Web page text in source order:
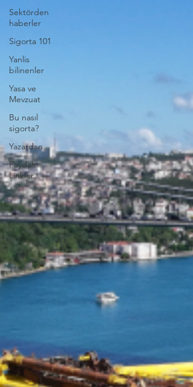
Sektörden
haberler
Sigorta 101
Yanlis
bilinenler
Yasa ve
Mevzuat
Bu nasıl
sigorta?
Yazardan...
Faydalı
Linkler